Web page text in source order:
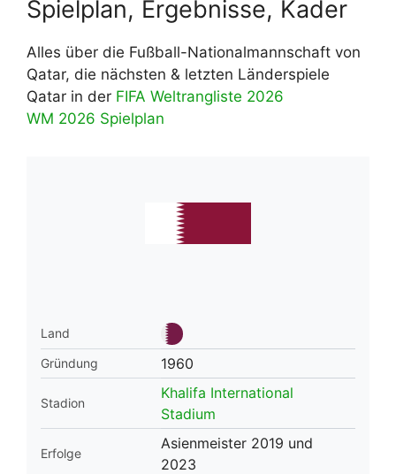
Spielplan, Ergebnisse, Kader
Alles über die Fußball-Nationalmannschaft von
Qatar, die nächsten & letzten Länderspiele
Qatar in der FIFA Weltrangliste 2026
WM 2026 Spielplan
Land
Gründung
1960
Stadion
Khalifa International
Stadium
Erfolge
Asienmeister 2019 und
2023